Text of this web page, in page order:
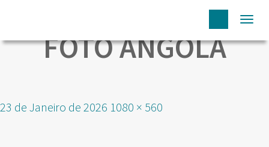
FOTO ANGOLA
Publicado
23 de Janeiro de 2026 Tamanho
1080 × 560